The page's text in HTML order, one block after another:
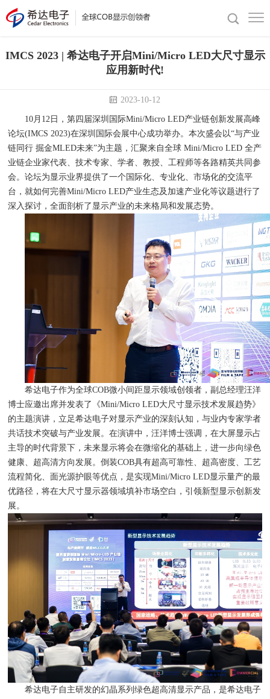
IMCS 2023 | 希达电子开启Mini/Micro LED大尺寸显示
应用新时代!
2023-10-12
10月12日，第四届深圳国际Mini/Micro LED产业链创新发展高峰
论坛(IMCS 2023)在深圳国际会展中心成功举办。本次盛会以“与产业
链同行 掘金MLED未来”为主题，汇聚来自全球 Mini/Micro LED 全产
业链企业家代表、技术专家、学者、教授、工程师等各路精英共同参
会。论坛为显示业界提供了一个国际化、专业化、市场化的交流平
台，就如何完善Mini/Micro LED产业生态及加速产业化等议题进行了
深入探讨，全面剖析了显示产业的未来格局和发展态势。
希达电子作为全球COB微小间距显示领域创领者，副总经理汪洋
博士应邀出席并发表了《Mini/Micro LED大尺寸显示技术发展趋势》
的主题演讲，立足希达电子对显示产业的深刻认知，与业内专家学者
共话技术突破与产业发展。在演讲中，汪洋博士强调，在大屏显示占
主导的时代背景下，未来显示将会在微缩化的基础上，进一步向绿色
健康、超高清方向发展。倒装COB具有超高可靠性、超高密度、工艺
流程简化、面光源护眼等优点，是实现Mini/Micro LED显示量产的最
优路径，将在大尺寸显示器领域填补市场空白，引领新型显示创新发
展。
希达电子自主研发的幻晶系列绿色超高清显示产品，是希达电子